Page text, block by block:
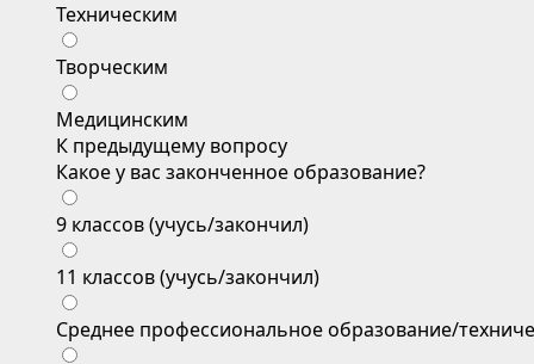
Техническим
Творческим
Медицинским
К предыдущему вопросу
Какое у вас законченное образование?
9 классов (учусь/закончил)
11 классов (учусь/закончил)
Среднее профессиональное образование/